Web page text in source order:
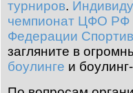
турниров.
чемпионат ЦФО РФ
Федерации
загляните в
боулинге и